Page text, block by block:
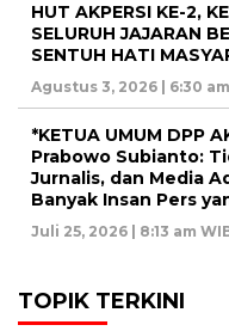
HUT AKPERSI KE-2,
SELURUH JAJARAN
SENTUH HATI
Agustus 3, 2026 | 6:30
*KETUA UMUM DPP
Prabowo Subianto:
Jurnalis, dan Media
Banyak Insan Pers
Juli 25, 2026 | 8:13 am
TOPIK TERKINI